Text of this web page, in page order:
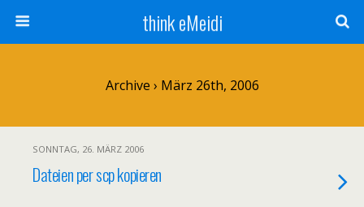
think eMeidi
Archive › März 26th, 2006
SONNTAG, 26. MÄRZ 2006
Dateien per scp kopieren